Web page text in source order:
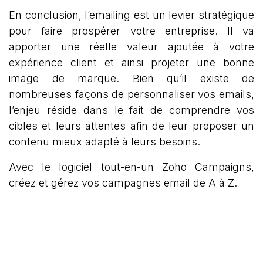
En conclusion, l’emailing est un levier stratégique
pour faire prospérer votre entreprise. Il va
apporter une réelle valeur ajoutée à votre
expérience client et ainsi projeter une bonne
image de marque. Bien qu’il existe de
nombreuses façons de personnaliser vos emails,
l’enjeu réside dans le fait de comprendre vos
cibles et leurs attentes afin de leur proposer un
contenu mieux adapté à leurs besoins.
Avec le logiciel tout-en-un Zoho Campaigns,
créez et gérez vos campagnes email de A à Z.